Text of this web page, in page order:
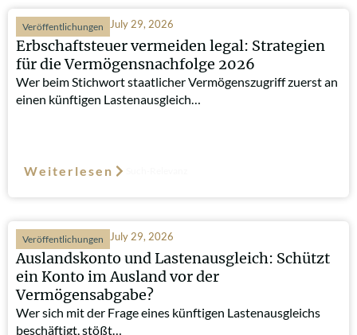
Veröffentlichungen July 29, 2026
Erbschaftsteuer vermeiden legal: Strategien
für die Vermögensnachfolge 2026
Wer beim Stichwort staatlicher Vermögenszugriff zuerst an
einen künftigen Lastenausgleich…
Weiterlesen
Veröffentlichungen July 29, 2026
Auslandskonto und Lastenausgleich: Schützt
ein Konto im Ausland vor der
Vermögensabgabe?
Wer sich mit der Frage eines künftigen Lastenausgleichs
beschäftigt, stößt…